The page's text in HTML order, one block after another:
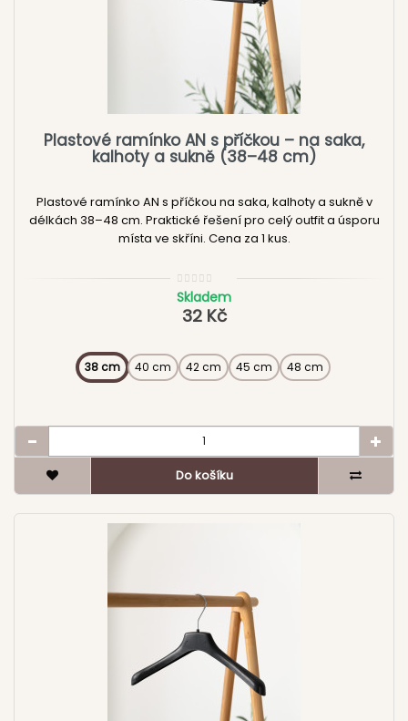
modely (např. LUX, NQ nebo CM), které lépe podepřou ramena.
Pro univerzálnější použití se hodí také modely s příčkou, na
Pokud chcete mít celý outfit pohromadě, podívejte se také na
Časté otázky k ramínkům na
saka a bundy
Jak vybrat ramínko, které pomůže držet tvar oblečení.
Jakou délku ramínka zvolit?
Jsou tato ramínka vhodná i na košile?
Plastové ramínko AN s příčkou – na saka,
kalhoty a sukně (38–48 cm)
Plastové ramínko AN s příčkou na saka, kalhoty a sukně v
délkách 38–48 cm. Praktické řešení pro celý outfit a úsporu
místa ve skříni. Cena za 1 kus.
Skladem
32 Kč
38 cm 40 cm 42 cm 45 cm 48 cm
Do košíku